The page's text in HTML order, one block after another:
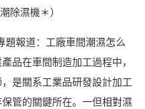
除濕機＊）
題報道：工廠車間潮濕怎么
品在車間制造加工過程中，
是關系工業品研發設計加工
管的關鍵所在。一但相對濕